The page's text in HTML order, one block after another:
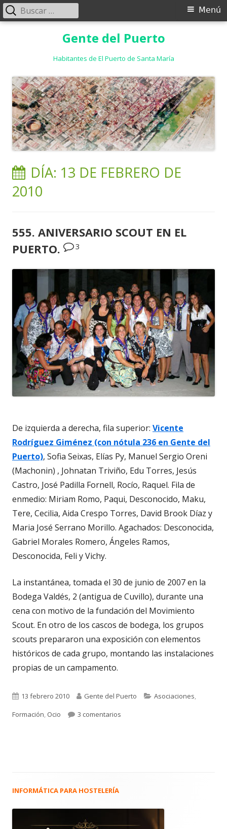
Gente del Puerto
Habitantes de El Puerto de Santa María
Menú
Menú
Buscar:
DÍA: 13 DE FEBRERO DE
2010
555. ANIVERSARIO SCOUT EN EL
PUERTO.
3
De izquierda a derecha, fila superior: Vicente
Rodríguez Giménez (con nótula 236 en Gente del
Puerto), Sofia Seixas, Elías Py, Manuel Sergio Oreni
(Machonin) , Johnatan Triviño, Edu Torres, Jesús
Castro, José Padilla Fornell, Rocío, Raquel. Fila de
enmedio: Miriam Romo, Paqui, Desconocido, Maku,
Tere, Cecilia, Aida Crespo Torres, David Brook Díaz y
Maria José Serrano Morillo. Agachados: Desconocida,
Gabriel Morales Romero, Ángeles Ramos,
Desconocida, Feli y Vichy.
La instantánea, tomada el 30 de junio de 2007 en la
Bodega Valdés, 2 (antigua de Cuvillo), durante una
cena con motivo de la fundación del Movimiento
Scout. En otro de los cascos de bodega, los grupos
scouts prepararon una exposición con elementos
históricos de cada grupo, montando las instalaciones
propias de un campamento.
Publicado
el
13 febrero 2010 Autor
Gente del Puerto Categorías
Asociaciones,
Formación, Ocio 3 comentarios
Barra
INFORMÁTICA PARA HOSTELERÍA